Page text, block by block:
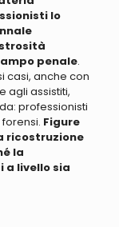
lo
penale.
casi, anche con
agli assistiti,
professionisti
Figure
ricostruzione
la
a livello sia